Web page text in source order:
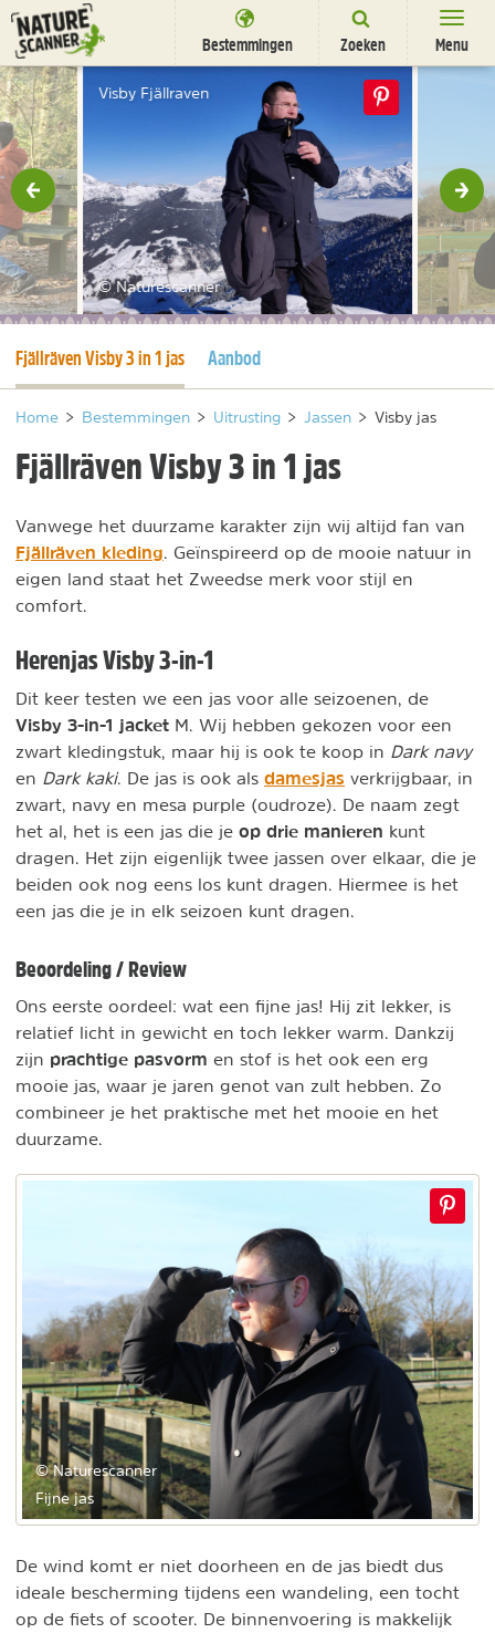
Ga
naar
content
Bestemmingen Zoeken Menu
Bestemmingen
Overnachten
Activiteiten
Natuurparken
Dieren
Nieuwsbrief Uitgelicht
Visby Fjällraven
© Naturescanner
Huidige pagina
Fjällräven Visby 3 in 1 jas Aanbod
Home > Bestemmingen > Uitrusting > Jassen > Visby jas
Fjällräven Visby 3 in 1 jas
Vanwege het duurzame karakter zijn wij altijd fan van
Fjällräven kleding . Geïnspireerd op de mooie natuur in
eigen land staat het Zweedse merk voor stijl en
comfort.
Herenjas Visby 3-in-1
Dit keer testen we een jas voor alle seizoenen, de
Visby 3-in-1 jacket M. Wij hebben gekozen voor een
zwart kledingstuk, maar hij is ook te koop in Dark navy
en Dark kaki. De jas is ook als damesjas verkrijgbaar, in
zwart, navy en mesa purple (oudroze). De naam zegt
het al, het is een jas die je op drie manieren kunt
dragen. Het zijn eigenlijk twee jassen over elkaar, die je
beiden ook nog eens los kunt dragen. Hiermee is het
een jas die je in elk seizoen kunt dragen.
Beoordeling / Review
Ons eerste oordeel: wat een fijne jas! Hij zit lekker, is
relatief licht in gewicht en toch lekker warm. Dankzij
zijn prachtige pasvorm en stof is het ook een erg
mooie jas, waar je jaren genot van zult hebben. Zo
combineer je het praktische met het mooie en het
duurzame.
© Naturescanner
Fijne jas
De wind komt er niet doorheen en de jas biedt dus
ideale bescherming tijdens een wandeling, een tocht
op de fiets of scooter. De binnenvoering is makkelijk